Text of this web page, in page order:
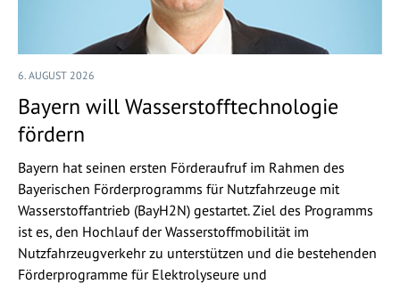
6. AUGUST 2026
Bayern will Wasserstofftechnologie
fördern
Bayern hat seinen ersten Förderaufruf im Rahmen des
Bayerischen Förderprogramms für Nutzfahrzeuge mit
Wasserstoffantrieb (BayH2N) gestartet. Ziel des Programms
ist es, den Hochlauf der Wasserstoffmobilität im
Nutzfahrzeugverkehr zu unterstützen und die bestehenden
Förderprogramme für Elektrolyseure und